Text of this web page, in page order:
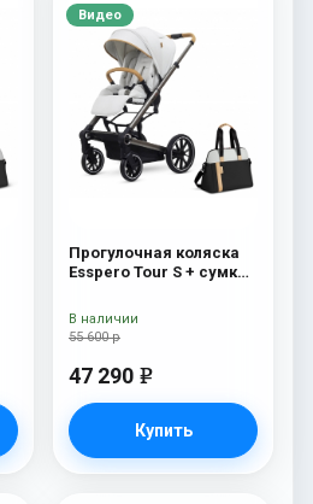
Видео
Прогулочная коляска
Esspero Tour S + сумка
55 600 р
47 290 e
Купить
В наличии